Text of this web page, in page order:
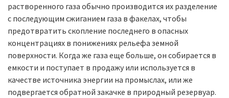
растворенного газа обычно производится их разделение
с последующим сжиганием газа в факелах, чтобы
предотвратить скопление последнего в опасных
концентрациях в понижениях рельефа земной
поверхности. Когда же газа еще больше, он собирается в
емкости и поступает в продажу или используется в
качестве источника энергии на промыслах, или же
подвергается обратной закачке в природный резервуар.